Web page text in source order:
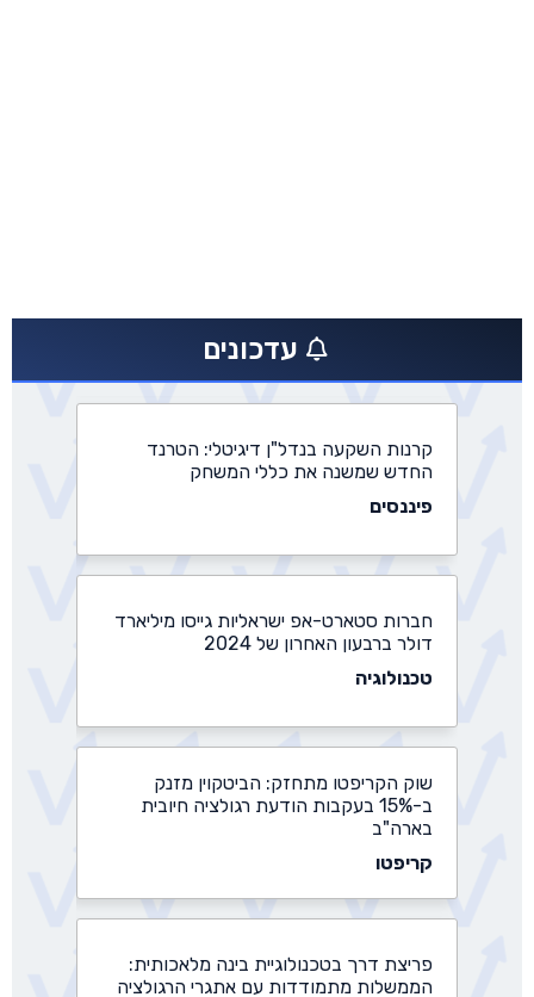
עדכונים
חברות סטארט-אפ ישראליות גייסו מיליארד
דולר ברבעון האחרון של 2024
טכנולוגיה
שוק הקריפטו מתחזק: הביטקוין מזנק
ב-15% בעקבות הודעת רגולציה חיובית
בארה"ב
קריפטו
פריצת דרך בטכנולוגיית בינה מלאכותית:
הממשלות מתמודדות עם אתגרי הרגולציה
נדל"ן יוקרה, ביטקוין ושורט על היואן הסיני:
שר האוצר של טראמפ צריך למכור נכסים